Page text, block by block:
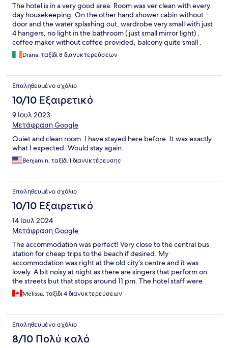
The hotel is in a very good area. Room was ver clean with every
day housekeeping. On the other hand shower cabin without
door and the water splashing out, wardrobe very small with just
4 hangers, no light in the bathroom ( just small mirror light) ,
coffee maker without coffee provided, balcony quite small .
Diana, ταξίδι 8 διανυκτερεύσεων
Επαληθευμένο σχόλιο
10/10 Εξαιρετικό
9 Ιουλ 2023
Μετάφραση Google
Quiet and clean room. I have stayed here before. It was exactly
what I expected. Would stay again.
Benjamin, ταξίδι 1 διανυκτέρευσης
Επαληθευμένο σχόλιο
10/10 Εξαιρετικό
14 Ιουλ 2024
Μετάφραση Google
The accommodation was perfect! Very close to the central bus
station for cheap trips to the beach if desired. My
accommodation was right at the old city’s centre and it was
lovely. A bit noisy at night as there are singers that perform on
the streets but that stops around 11 pm. The hotel staff were
always present and very accommodating and nice. Would highly
recommend!
Melissa, ταξίδι 4 διανυκτερεύσεων
Επαληθευμένο σχόλιο
8/10 Πολύ καλό